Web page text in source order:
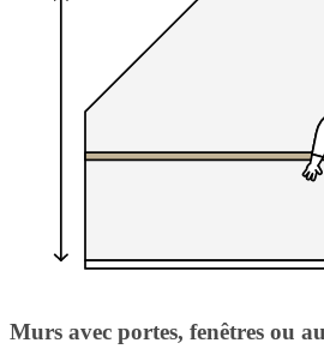
Murs avec portes, fenêtres ou